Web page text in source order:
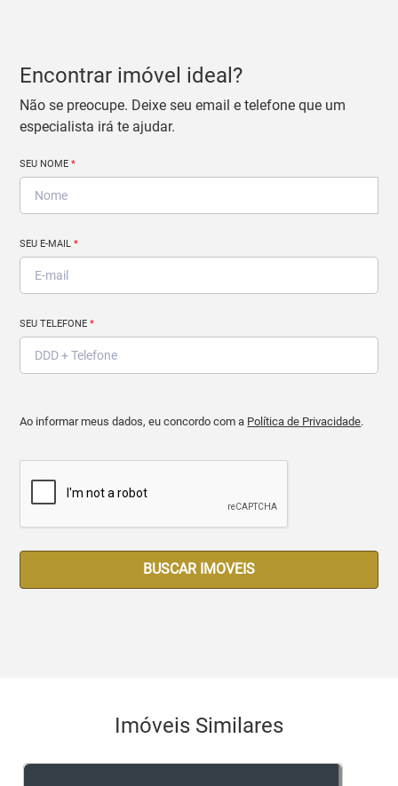
Encontrar imóvel ideal?
Não se preocupe. Deixe seu email e telefone que um
especialista irá te ajudar.
SEU NOME*
SEU E-MAIL*
SEU TELEFONE*
Ao informar meus dados, eu concordo com a Política de Privacidade.
BUSCAR IMOVEIS
Imóveis Similares